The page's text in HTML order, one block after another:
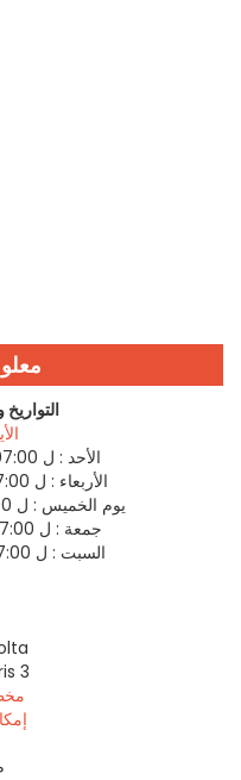
الأحد : ل 07:00مساءً الى 11:00مساءً
الأربعاء : ل 07:00مساءً الى 11:00مساءً
يوم الخميس : ل 07:00مساءً الى 11:00مساءً
جمعة : ل 07:00مساءً الى 11:30مساءً
السبت : ل 07:00مساءً الى 11:30مساءً
3